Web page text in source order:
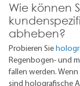
Wie können
abheben?
Probieren Sie
Regenbogen- und
fallen werden.
sind holografische